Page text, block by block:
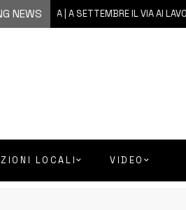
NEWS
CATANIA | A SETTEMBRE IL VIA AI LAVORI
LOCALI VIDEO